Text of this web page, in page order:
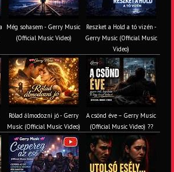
Még sohasem - Gerry Music
(Official Music Video)
Reszket a Hold a tó vizén -
Gerry Music (Official Music
Video)
Rólad álmodozni jó - Gerry
Music (Official Music Video)
A csönd éve – Gerry Music
(Official Music Video) ??